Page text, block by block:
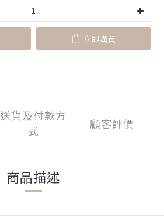
立即購買
送貨及付款方
式
顧客評價
商品描述